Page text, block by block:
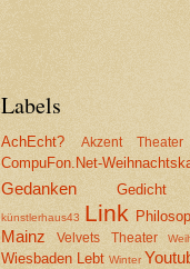
Labels
AchEcht? Akzent Theater
CompuFon.Net-
Gedanken
Gedicht
künstlerhaus43 Link
Mainz
Velvets Theater
Wiesbaden Lebt Winter